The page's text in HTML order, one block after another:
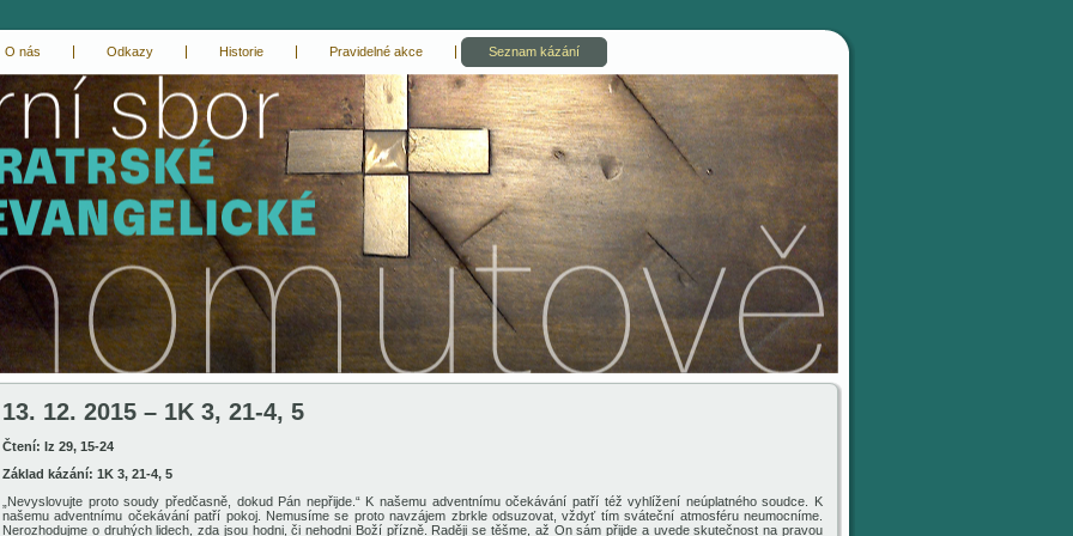
O nás Odkazy Historie Pravidelné akce Seznam kázání
13. 12. 2015 – 1K 3, 21-4, 5
Čtení: Iz 29, 15-24
Základ kázání: 1K 3, 21-4, 5
„Nevyslovujte proto soudy předčasně, dokud Pán nepřijde.“ K našemu adventnímu očekávání patří též vyhlížení neúplatného soudce. K
našemu adventnímu očekávání patří pokoj. Nemusíme se proto navzájem zbrkle odsuzovat, vždyť tím sváteční atmosféru neumocníme.
Nerozhodujme o druhých lidech, zda jsou hodni, či nehodni Boží přízně. Raději se těšme, až On sám přijde a uvede skutečnost na pravou